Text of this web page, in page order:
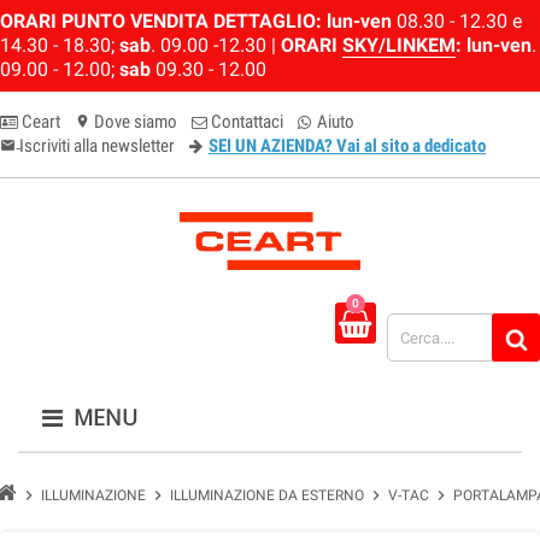
ORARI PUNTO VENDITA DETTAGLIO: lun-ven 08.30 - 12.30 e
14.30 - 18.30; sab. 09.00 -12.30 | ORARI SKY/LINKEM: lun-ven.
09.00 - 12.00; sab 09.30 - 12.00
Ceart location_on Dove siamo Contattaci Aiuto
email-newsletter
Iscriviti alla newsletter SEI UN AZIENDA? Vai al sito a dedicato
0
MENU
chevron_right ILLUMINAZIONE chevron_right ILLUMINAZIONE DA ESTERNO chevron_right V-TAC chevron_right